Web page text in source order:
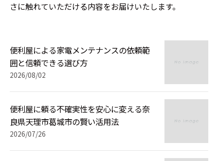
さに触れていただける内容をお届けいたします。
便利屋による家電メンテナンスの依頼範
囲と信頼できる選び方
2026/08/02
便利屋に頼る不確実性を安心に変える奈
良県天理市葛城市の賢い活用法
2026/07/26